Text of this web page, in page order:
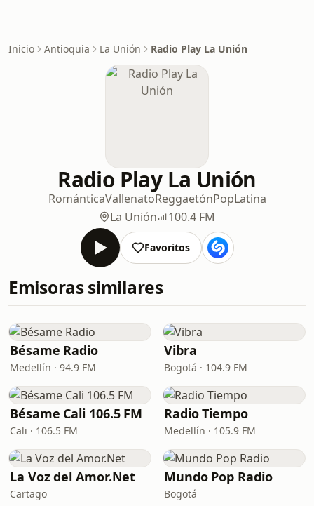
Inicio Antioquia La Unión Radio Play La Unión
Radio Play La Unión
RománticaVallenatoReggaetónPopLatina
La Unión
100.4 FM
Favoritos
Emisoras similares
Bésame Radio
Medellín · 94.9 FM
Vibra
Bogotá · 104.9 FM
Bésame Cali 106.5 FM
Cali · 106.5 FM
Radio Tiempo
Medellín · 105.9 FM
La Voz del Amor.Net
Cartago
Mundo Pop Radio
Bogotá